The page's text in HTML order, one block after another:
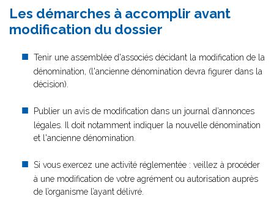
Les démarches à accomplir avant
modification du dossier
Tenir une assemblée d'associés décidant la modification de la
dénomination, (l'ancienne dénomination devra figurer dans la
décision).
Publier un avis de modification dans un journal d’annonces
légales. Il doit notamment indiquer la nouvelle dénomination
et l'ancienne dénomination.
Si vous exercez une activité réglementée : veillez à procéder
à une modification de votre agrément ou autorisation auprès
de l’organisme l’ayant délivré.